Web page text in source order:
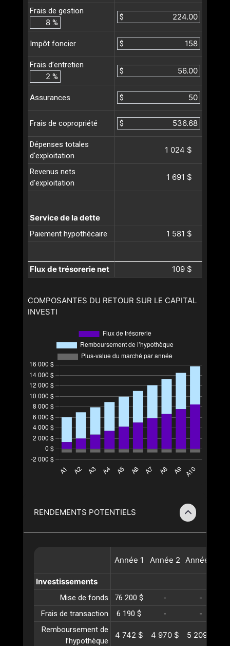
Frais de gestion
%
$
Impôt foncier $
Frais d’entretien
%
$
Assurances $
Frais de copropriété $
Dépenses totales
d'exploitation
1 024 $
Revenus nets
d'exploitation
1 691 $
Service de la dette
Paiement hypothécaire 1 581 $
Flux de trésorerie net 109 $
COMPOSANTES DU RETOUR SUR LE CAPITAL
INVESTI
RENDEMENTS POTENTIELS
Année 1 Année 2 Année
Investissements
Mise de fonds 76 200 $ -
-
Frais de transaction
6 190 $ -
-
Remboursement de
l’hypothèque
4 742 $ 4 970 $ 5 209 $